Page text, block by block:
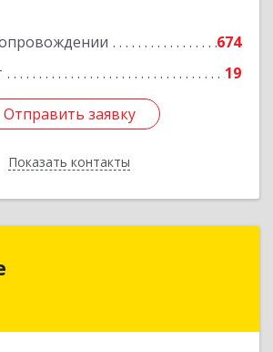
674
19
Отправить заявку
Показать контакты
Отправить заявку
Назад
край, Владивосток г,